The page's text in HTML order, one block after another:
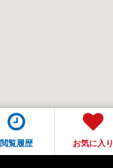
閲覧履歴 お気に入り